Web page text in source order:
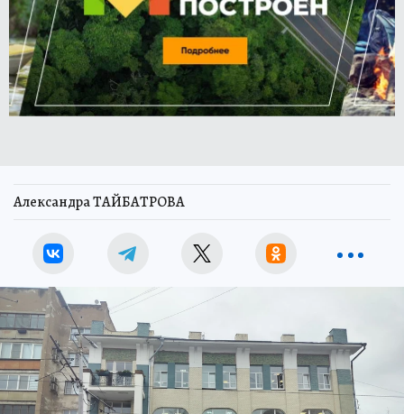
Александра ТАЙБАТРОВА